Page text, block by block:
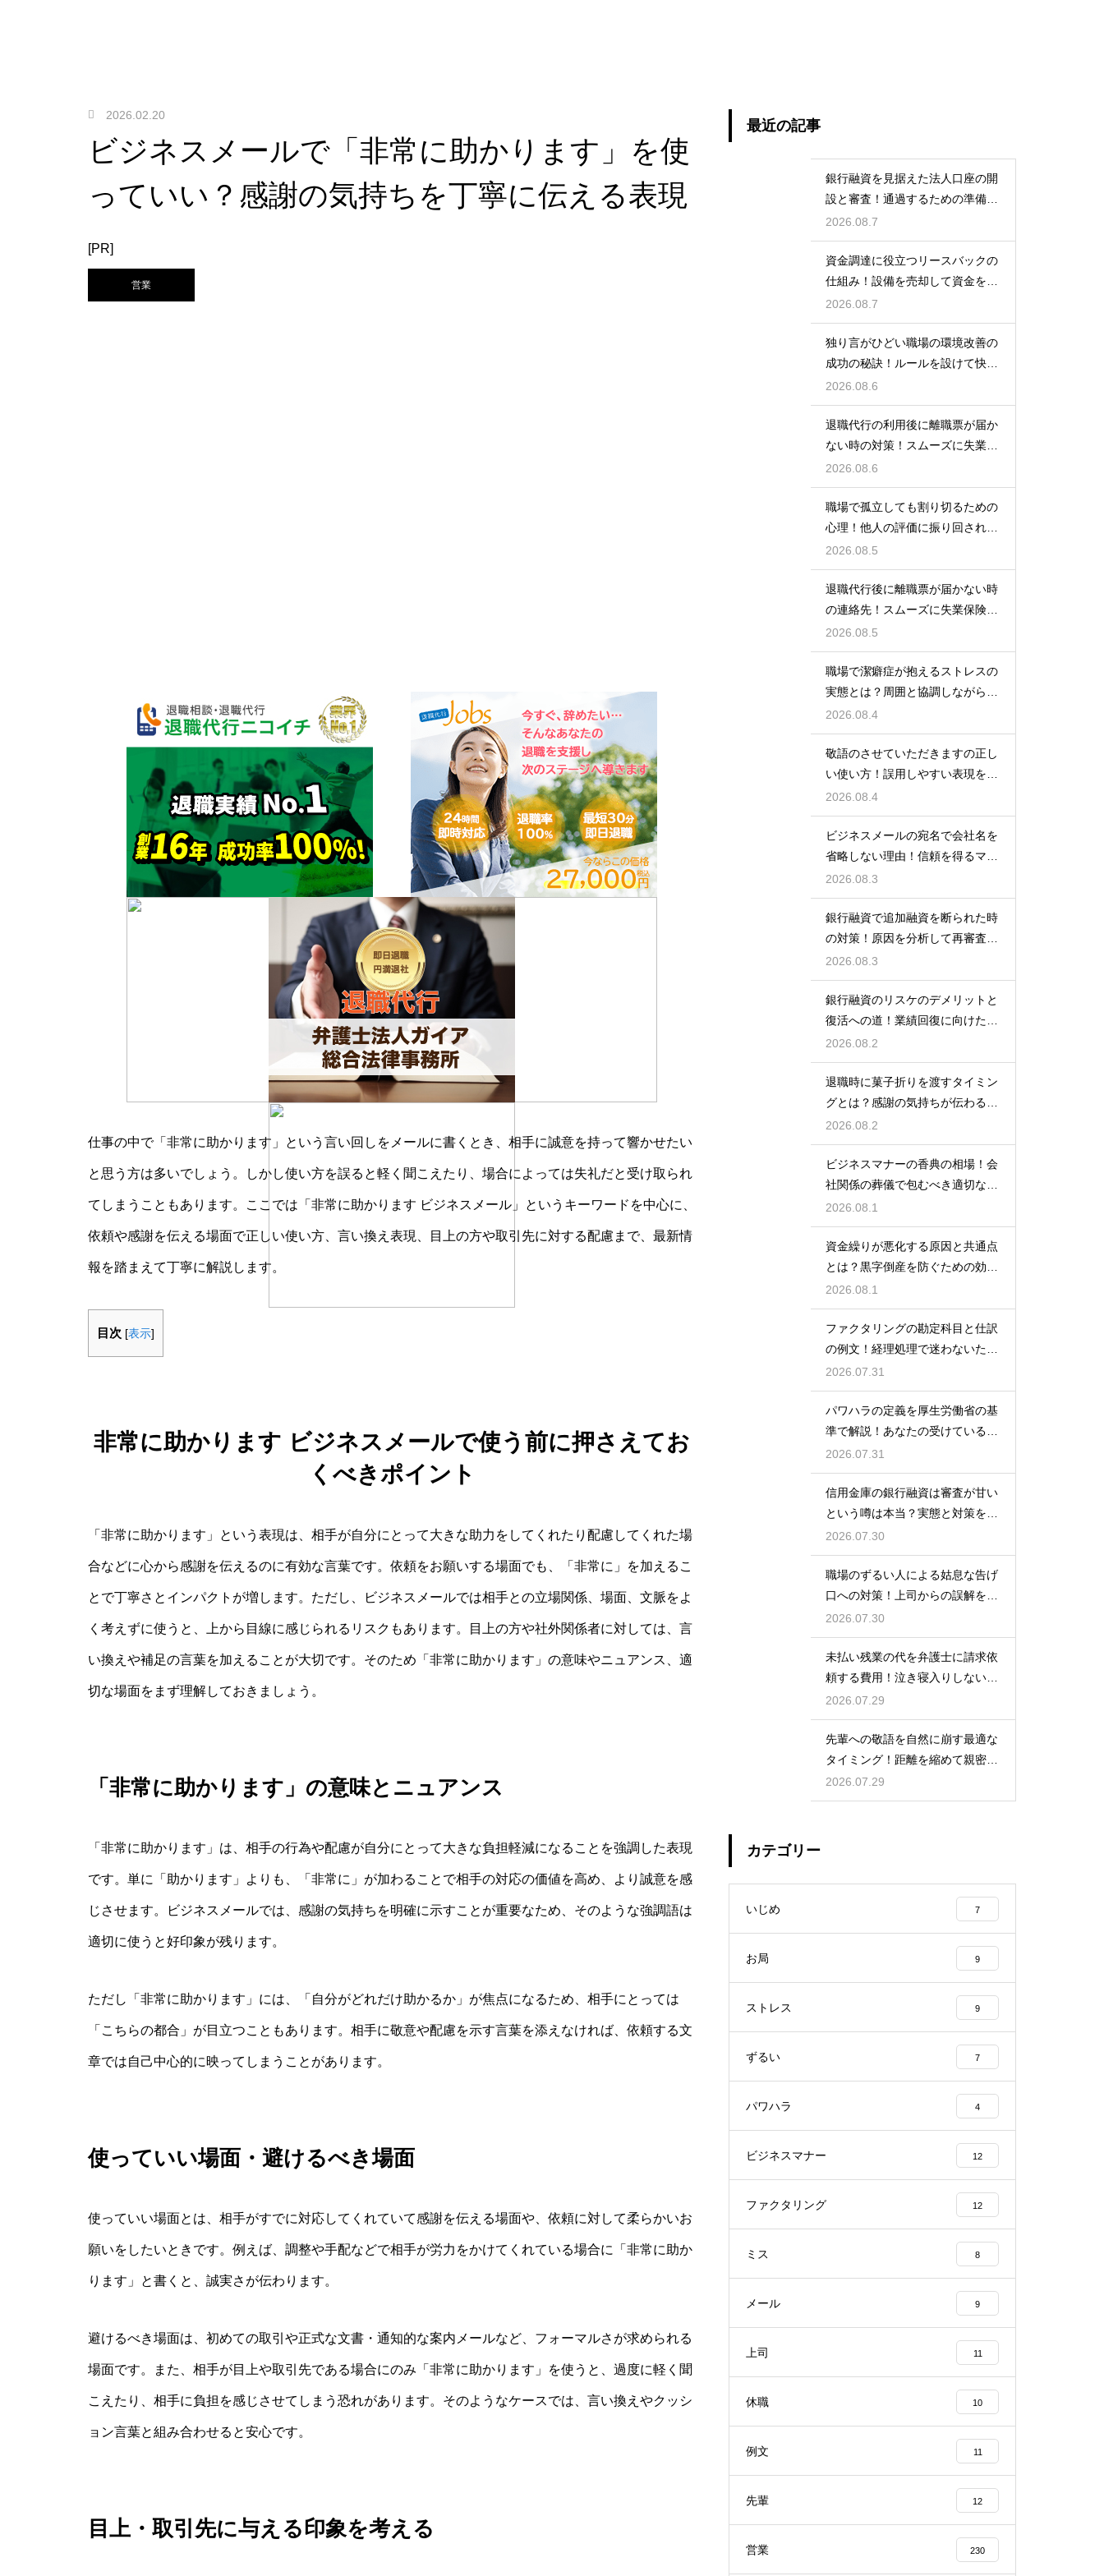
2026.02.20
ビジネスメールで「非常に助かります」を使
っていい？感謝の気持ちを丁寧に伝える表現
[PR]
営業
仕事の中で「非常に助かります」という言い回しをメールに書くとき、相手に誠意を持って響かせたい
と思う方は多いでしょう。しかし使い方を誤ると軽く聞こえたり、場合によっては失礼だと受け取られ
てしまうこともあります。ここでは「非常に助かります ビジネスメール」というキーワードを中心に、
依頼や感謝を伝える場面で正しい使い方、言い換え表現、目上の方や取引先に対する配慮まで、最新情
報を踏まえて丁寧に解説します。
目次 [表示]
非常に助かります ビジネスメールで使う前に押さえてお
くべきポイント
「非常に助かります」という表現は、相手が自分にとって大きな助力をしてくれたり配慮してくれた場
合などに心から感謝を伝えるのに有効な言葉です。依頼をお願いする場面でも、「非常に」を加えるこ
とで丁寧さとインパクトが増します。ただし、ビジネスメールでは相手との立場関係、場面、文脈をよ
く考えずに使うと、上から目線に感じられるリスクもあります。目上の方や社外関係者に対しては、言
い換えや補足の言葉を加えることが大切です。そのため「非常に助かります」の意味やニュアンス、適
切な場面をまず理解しておきましょう。
「非常に助かります」の意味とニュアンス
「非常に助かります」は、相手の行為や配慮が自分にとって大きな負担軽減になることを強調した表現
です。単に「助かります」よりも、「非常に」が加わることで相手の対応の価値を高め、より誠意を感
じさせます。ビジネスメールでは、感謝の気持ちを明確に示すことが重要なため、そのような強調語は
適切に使うと好印象が残ります。
ただし「非常に助かります」には、「自分がどれだけ助かるか」が焦点になるため、相手にとっては
「こちらの都合」が目立つこともあります。相手に敬意や配慮を示す言葉を添えなければ、依頼する文
章では自己中心的に映ってしまうことがあります。
使っていい場面・避けるべき場面
使っていい場面とは、相手がすでに対応してくれていて感謝を伝える場面や、依頼に対して柔らかいお
願いをしたいときです。例えば、調整や手配などで相手が労力をかけてくれている場合に「非常に助か
ります」と書くと、誠実さが伝わります。
避けるべき場面は、初めての取引や正式な文書・通知的な案内メールなど、フォーマルさが求められる
場面です。また、相手が目上や取引先である場合にのみ「非常に助かります」を使うと、過度に軽く聞
こえたり、相手に負担を感じさせてしまう恐れがあります。そのようなケースでは、言い換えやクッシ
ョン言葉と組み合わせると安心です。
目上・取引先に与える印象を考える
最近の記事
銀行融資を見据えた法人口座の開
設と審査！通過するための準備と
ポイント
2026.08.7
資金調達に役立つリースバックの
仕組み！設備を売却して資金を得
る方法
2026.08.7
独り言がひどい職場の環境改善の
成功の秘訣！ルールを設けて快適
な空間を作る
2026.08.6
退職代行の利用後に離職票が届か
ない時の対策！スムーズに失業保
険をもらう
2026.08.6
職場で孤立しても割り切るための
心理！他人の評価に振り回されな
いための術
2026.08.5
退職代行後に離職票が届かない時
の連絡先！スムーズに失業保険を
もらう術
2026.08.5
職場で潔癖症が抱えるストレスの
実態とは？周囲と協調しながら快
適に働く術
2026.08.4
敬語のさせていただきますの正し
い使い方！誤用しやすい表現を理
解する術
2026.08.4
ビジネスメールの宛名で会社名を
省略しない理由！信頼を得るマナ
ー
2026.08.3
銀行融資で追加融資を断られた時
の対策！原因を分析して再審査を
狙う
2026.08.3
銀行融資のリスケのデメリットと
復活への道！業績回復に向けた事
業計画
2026.08.2
退職時に菓子折りを渡すタイミン
グとは？感謝の気持ちが伝わる正
しいマナー
2026.08.2
ビジネスマナーの香典の相場！会
社関係の葬儀で包むべき適切な金
額の目安
2026.08.1
資金繰りが悪化する原因と共通点
とは？黒字倒産を防ぐための効果
的な対策
2026.08.1
ファクタリングの勘定科目と仕訳
の例文！経理処理で迷わないため
の知識
2026.07.31
パワハラの定義を厚生労働省の基
準で解説！あなたの受けている行
為は該当する？
2026.07.31
信用金庫の銀行融資は審査が甘い
という噂は本当？実態と対策を徹
底解説
2026.07.30
職場のずるい人による姑息な告げ
口への対策！上司からの誤解を解
いて自分の身の潔白を証明する手
順
2026.07.30
未払い残業の代を弁護士に請求依
頼する費用！泣き寝入りしないた
めの知識
2026.07.29
先輩への敬語を自然に崩す最適な
タイミング！距離を縮めて親密な
関係を築くためのステップ
2026.07.29
カテゴリー
いじめ 7
お局 9
ストレス 9
ずるい 7
パワハラ 4
ビジネスマナー 12
ファクタリング 12
ミス 8
メール 9
上司 11
休職 10
例文 11
先輩 12
営業 230